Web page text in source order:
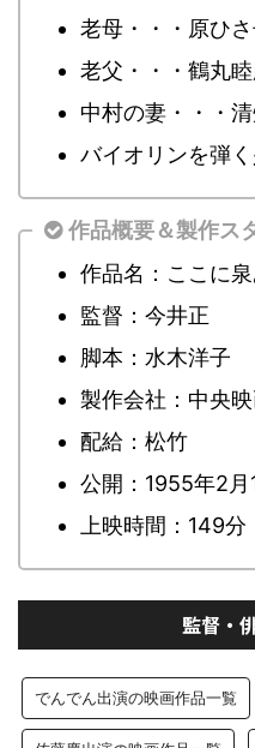
老母・・・原ひ
老父・・・鶴丸
中村の妻・・・
バイオリンを弾
作品概要＆製作ス
作品名：ここに泉
監督：今井正
脚本：水木洋子
製作会社：中央
配給：松竹
公開：1955年2月
上映時間：149分
監督・
でんでん出演の映画作品一覧